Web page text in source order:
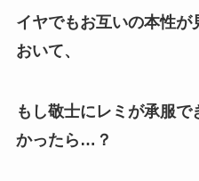
イヤでもお互いの本性が
おいて、
もし敬士にレミが承服
かったら…？